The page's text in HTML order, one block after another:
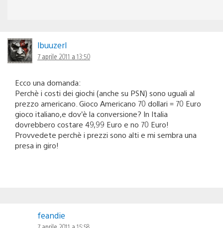
lbuuzerl
7 aprile 2011 a 13:50
Ecco una domanda:
Perchè i costi dei giochi (anche su PSN) sono uguali al
prezzo americano. Gioco Americano 70 dollari = 70 Euro
gioco italiano,e dov’è la conversione? In Italia
dovrebbero costare 49,99 Euro e no 70 Euro!
Provvedete perchè i prezzi sono alti e mi sembra una
presa in giro!
feandie